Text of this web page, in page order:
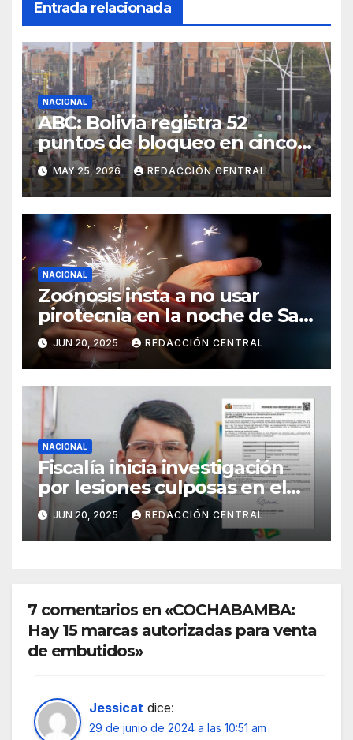
Entrada relacionada
NACIONAL
ABC: Bolivia registra 52
puntos de bloqueo en cinco
departamentos
MAY 25, 2026 REDACCIÓN CENTRAL
NACIONAL
Zoonosis insta a no usar
pirotecnia en la noche de San
Juan
JUN 20, 2025 REDACCIÓN CENTRAL
NACIONAL
Fiscalía inicia investigación
por lesiones culposas en el
caso del gobernador
chuquisaqueño Damián
Condori
JUN 20, 2025 REDACCIÓN CENTRAL
7 comentarios en «COCHABAMBA:
Hay 15 marcas autorizadas para venta
de embutidos»
Jessicat dice:
29 de junio de 2024 a las 10:51 am